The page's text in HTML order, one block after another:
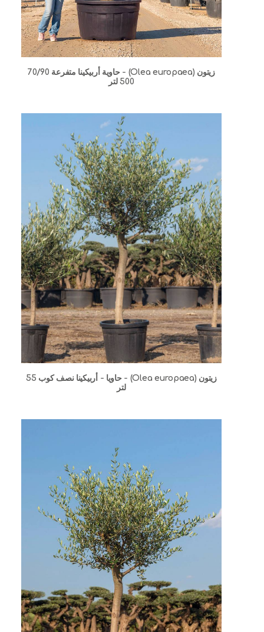
زيتون (Olea europaea) - حاوية أربيكينا متفرعة 70/90
500 لتر
زيتون (Olea europaea) - حاويا - أربيكينا نصف كوب 55
لتر